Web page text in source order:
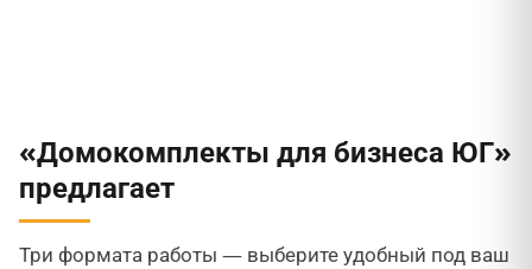
«Домокомплекты для бизнеса ЮГ»
предлагает
Три формата работы — выберите удобный под ваш